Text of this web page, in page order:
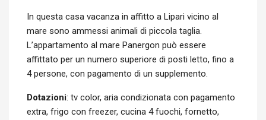
In questa casa vacanza in affitto a Lipari vicino al
mare sono ammessi animali di piccola taglia.
L’appartamento al mare Panergon può essere
affittato per un numero superiore di posti letto, fino a
4 persone, con pagamento di un supplemento.
Dotazioni: tv color, aria condizionata con pagamento
extra, frigo con freezer, cucina 4 fuochi, fornetto,